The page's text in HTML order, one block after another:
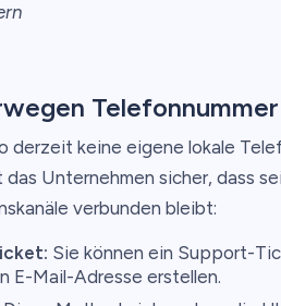
Telefonnummer
derzeit keine eigene lokale
Unternehmen sicher, dass
verbunden bleibt:
Sie können ein Support-
E-Mail-Adresse erstellen.